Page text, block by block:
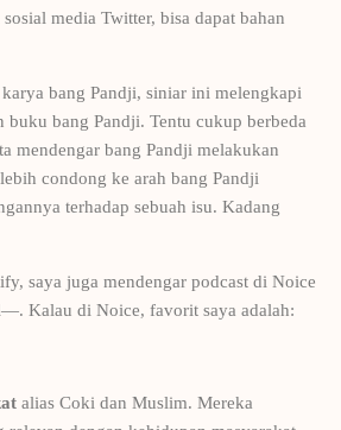
media Twitter, bisa dapat bahan
bang Pandji, siniar ini melengkapi
buku bang Pandji. Tentu cukup berbeda
mendengar bang Pandji melakukan
condong ke arah bang Pandji
terhadap sebuah isu. Kadang
saya juga mendengar podcast di Noice
Kalau di Noice, favorit saya adalah:
alias Coki dan Muslim. Mereka